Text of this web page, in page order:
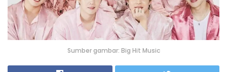
Sumber gambar: Big Hit Music